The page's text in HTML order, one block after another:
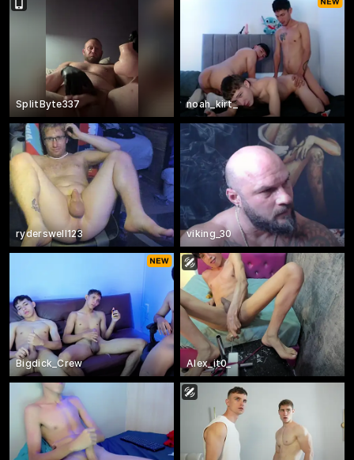
SplitByte337 noah_kirt_
ryderswell123 viking_30
Bigdick_Crew Alex_it0_